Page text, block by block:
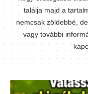
találja majd a
nemcsak zöldebbé,
vagy további